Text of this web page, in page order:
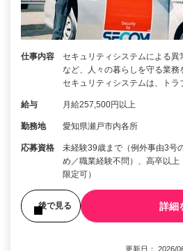
仕事内容
セキュリティシステムによる
など、人々の暮らしを守る業
セキュリティシステムは、ト
給与 月給257,500円以上
勤務地 愛知県瀬戸市内各所
応募資格
未経験39歳まで（例外事由3号
め／職業経験不問）、高卒以
限定可）
後で見る 詳細
更新日： 2026/